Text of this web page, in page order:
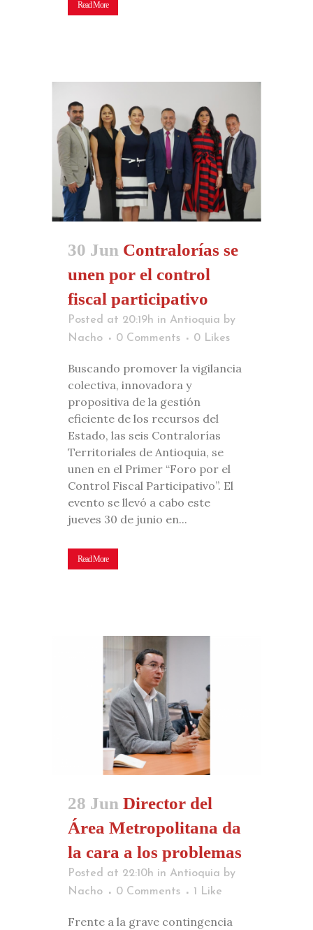
Read More
30 Jun Contralorías se
unen por el control
fiscal participativo
Posted at 20:19h in Antioquia by
Nacho
0 Comments 0 Likes
Buscando promover la vigilancia
colectiva, innovadora y
propositiva de la gestión
eficiente de los recursos del
Estado, las seis Contralorías
Territoriales de Antioquia, se
unen en el Primer “Foro por el
Control Fiscal Participativo”. El
evento se llevó a cabo este
jueves 30 de junio en...
Read More
28 Jun Director del
Área Metropolitana da
la cara a los problemas
Posted at 22:10h in Antioquia by
Nacho
0 Comments 1 Like
Frente a la grave contingencia